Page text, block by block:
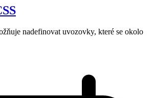
nadefinovat uvozovky, které se okolo